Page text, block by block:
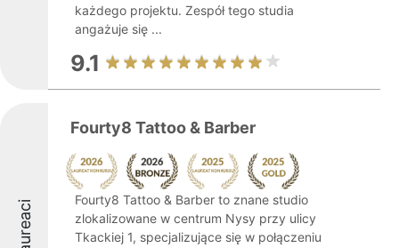
każdego projektu. Zespół tego studia
angażuje się ...
9.1
Laureaci
Fourty8 Tattoo & Barber
Fourty8 Tattoo & Barber to znane studio
zlokalizowane w centrum Nysy przy ulicy
Tkackiej 1, specjalizujące się w połączeniu